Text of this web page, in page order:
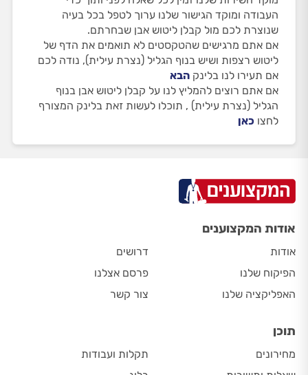
העבודה ומוקד הגישור שלנו ערוך לטפל בכל בעיה
שנוצרת לכם מול קבלן ליטוש אבן שבחרתם.
אם אתם מרגישים שהטקסטים לא תואמים את הדף של
ליטוש רצפות ושיש בנוף הגליל (נצרת עילית), נודה לכם
אם תעירו לנו בלינק הבא
אם אתם רוצים להמליץ לנו על קבלן ליטוש אבן בנוף
הגליל (נצרת עילית) , תוכלו לעשות זאת בלינק המצורף
לחצו כאן
אודות המקצוענים
אודות
הפיקוח שלנו
האפליקציה שלנו
דרושים
פרסם אצלנו
צור קשר
תוכן
מחירונים
תקלות ועבודות